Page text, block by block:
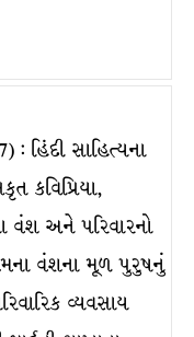
હિંદી સાહિત્યના
કવિપ્રિયા,
વંશ અને પરિવારનો
વંશના મૂળ પુરુષનું
વ્યવસાય